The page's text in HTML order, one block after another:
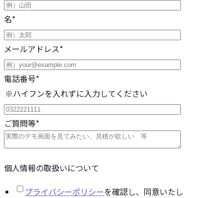
名*
メールアドレス*
電話番号*
※ハイフンを入れずに入力してください
ご質問等*
個人情報の取扱いについて
プライバシーポリシーを確認し、同意いたし